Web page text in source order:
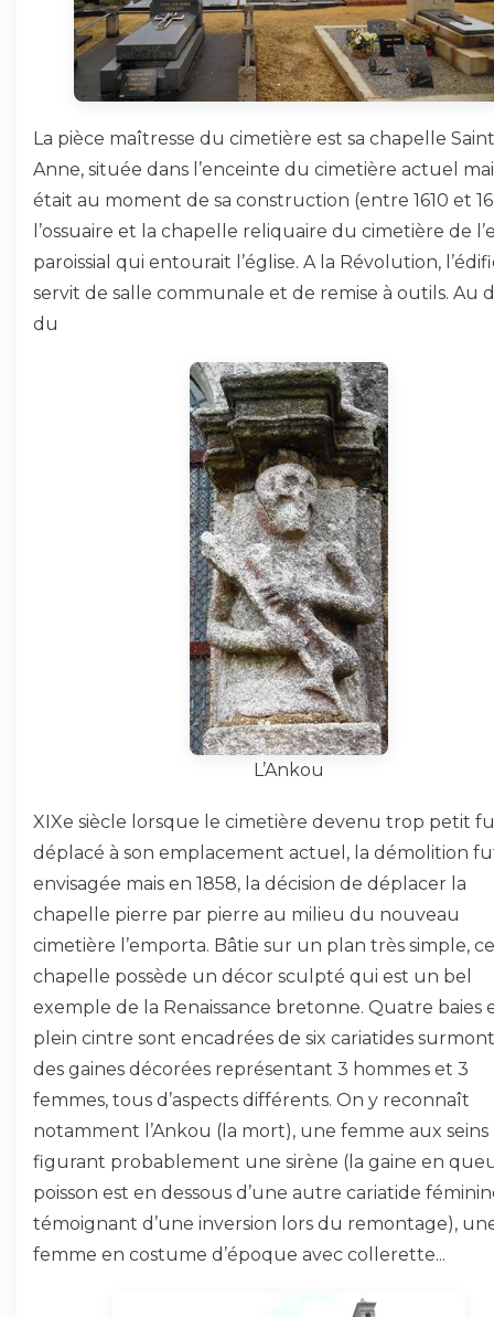
La pièce maîtresse du cimetière est sa chapelle
Anne, située dans l’enceinte du cimetière actuel
était au moment de sa construction (entre 1610 et
l’ossuaire et la chapelle reliquaire du cimetière de
paroissial qui entourait l’église. A la Révolution,
servit de salle communale et de remise à outils. Au
du
L’Ankou
XIXe siècle lorsque le cimetière devenu trop petit
déplacé à son emplacement actuel, la démolition
envisagée mais en 1858, la décision de déplacer la
chapelle pierre par pierre au milieu du nouveau
cimetière l’emporta. Bâtie sur un plan très simple,
chapelle possède un décor sculpté qui est un bel
exemple de la Renaissance bretonne. Quatre baies
plein cintre sont encadrées de six cariatides
des gaines décorées représentant 3 hommes et 3
femmes, tous d’aspects différents. On y reconnaît
notamment l’Ankou (la mort), une femme aux seins
figurant probablement une sirène (la gaine en
poisson est en dessous d’une autre cariatide
témoignant d’une inversion lors du remontage),
femme en costume d’époque avec collerette...